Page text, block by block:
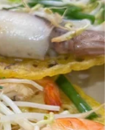
nước.
bố bàn
đạt tiêu
sư năm